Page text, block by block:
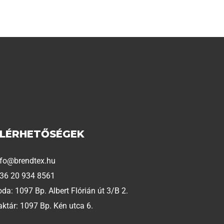
20 934 8561
1097 Bp. Albert Flórián út 3/B 2.
1097 Bp. Kén utca 6.